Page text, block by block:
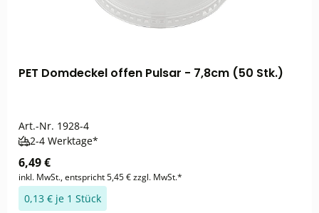
PET Domdeckel offen Pulsar - 7,8cm (50 Stk.)
Art.-Nr. 1928-4
2-4 Werktage*
6,49 €
inkl. MwSt., entspricht 5,45 € zzgl. MwSt.*
0,13 € je 1 Stück